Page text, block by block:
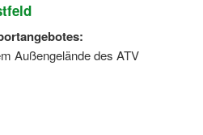
Außengelände des ATV